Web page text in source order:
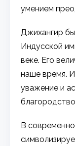
умением
Джихангир
Индусской
веке. Его
наше время.
уважение и
В